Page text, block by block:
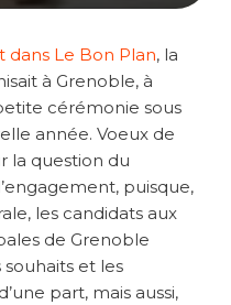
Le Bon Plan, la
à Grenoble, à
cérémonie sous
année. Voeux de
la question du
puisque,
les candidats aux
de Grenoble
et les
part, mais aussi,